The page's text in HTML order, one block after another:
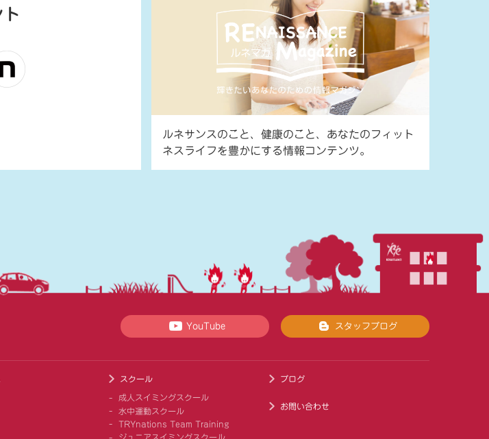
ルネサンスのこと、健康のこと、あなたのフィット
ネスライフを豊かにする情報コンテンツ。
YouTube スタッフブログ
スクール
成人スイミングスクール
水中運動スクール
TRYnations Team Training
ジュニアスイミングスクール
ブログ
お問い合わせ